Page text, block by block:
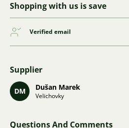
Shopping with us is save
Verified email
Supplier
DM Dušan Marek
Velichovky
Questions And Comments